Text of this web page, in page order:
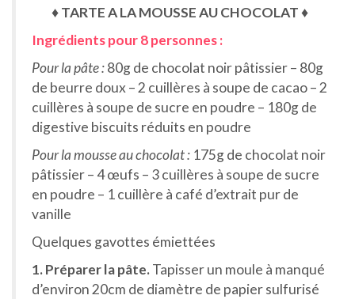
♦ TARTE A LA MOUSSE AU CHOCOLAT ♦
Ingrédients pour 8 personnes :
Pour la pâte :80g de chocolat noir pâtissier – 80g
de beurre doux – 2 cuillères à soupe de cacao – 2
cuillères à soupe de sucre en poudre – 180g de
digestive biscuits réduits en poudre
Pour la mousse au chocolat : 175g de chocolat noir
pâtissier – 4 œufs – 3 cuillères à soupe de sucre
en poudre – 1 cuillère à café d’extrait pur de
vanille
Quelques gavottes émiettées
1. Préparer la pâte.Tapisser un moule à manqué
d’environ 20cm de diamètre de papier sulfurisé